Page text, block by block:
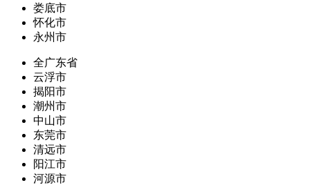
娄底市
怀化市
永州市
全广东省
云浮市
揭阳市
潮州市
中山市
东莞市
清远市
阳江市
河源市